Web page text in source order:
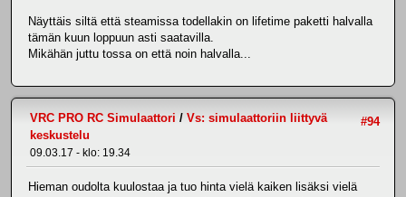
Näyttäis siltä että steamissa todellakin on lifetime paketti halvalla
tämän kuun loppuun asti saatavilla.
Mikähän juttu tossa on että noin halvalla...
#94
VRC PRO RC Simulaattori / Vs: simulaattoriin liittyvä
keskustelu
09.03.17 - klo: 19.34
Hieman oudolta kuulostaa ja tuo hinta vielä kaiken lisäksi vielä